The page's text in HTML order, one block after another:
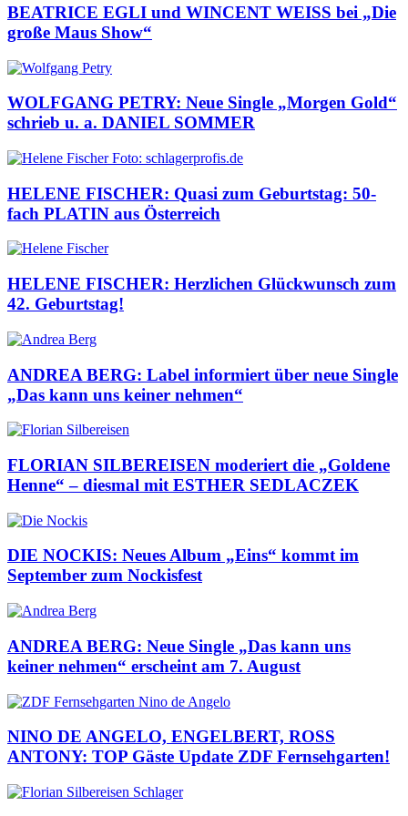
BEATRICE EGLI und WINCENT WEISS bei „Die
große Maus Show“
WOLFGANG PETRY: Neue Single „Morgen Gold“
schrieb u. a. DANIEL SOMMER
HELENE FISCHER: Quasi zum Geburtstag: 50-
fach PLATIN aus Österreich
HELENE FISCHER: Herzlichen Glückwunsch zum
42. Geburtstag!
ANDREA BERG: Label informiert über neue Single
„Das kann uns keiner nehmen“
FLORIAN SILBEREISEN moderiert die „Goldene
Henne“ – diesmal mit ESTHER SEDLACZEK
DIE NOCKIS: Neues Album „Eins“ kommt im
September zum Nockisfest
ANDREA BERG: Neue Single „Das kann uns
keiner nehmen“ erscheint am 7. August
NINO DE ANGELO, ENGELBERT, ROSS
ANTONY: TOP Gäste Update ZDF Fernsehgarten!